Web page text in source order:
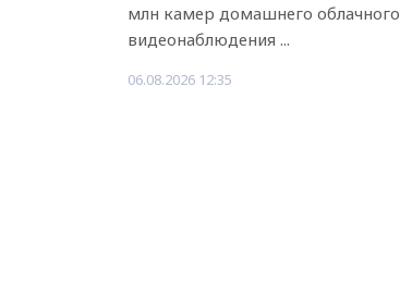
млн камер домашнего облачного
видеонаблюдения ...
06.08.2026 12:35